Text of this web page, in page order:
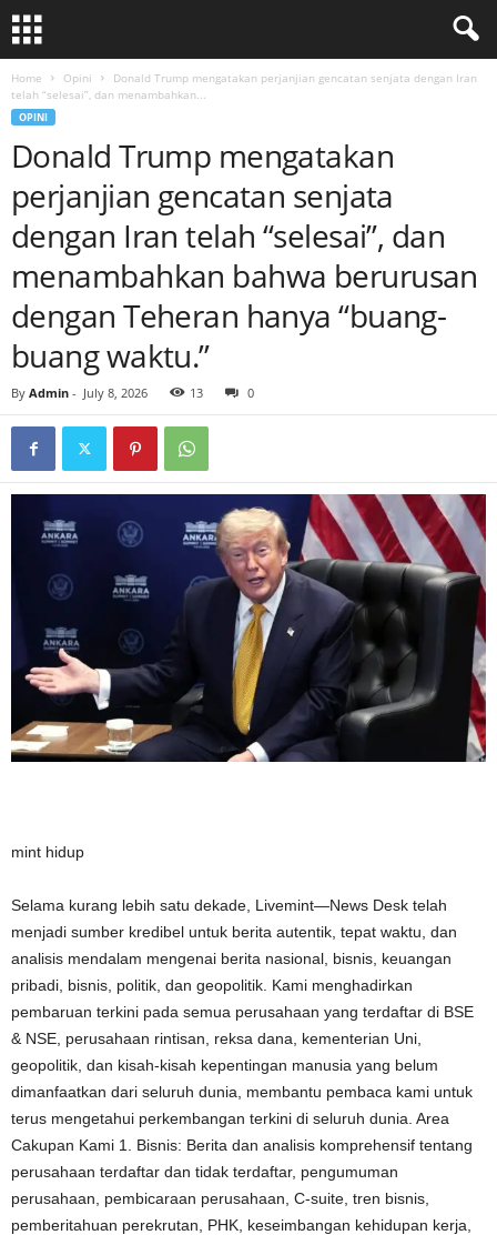
Home Opini
Donald Trump mengatakan perjanjian gencatan senjata dengan Iran
telah “selesai”, dan menambahkan...
OPINI
Donald Trump mengatakan
perjanjian gencatan senjata
dengan Iran telah “selesai”, dan
menambahkan bahwa berurusan
dengan Teheran hanya “buang-
buang waktu.”
By Admin - July 8, 2026 13 0
mint hidup
Selama kurang lebih satu dekade, Livemint—News Desk telah
menjadi sumber kredibel untuk berita autentik, tepat waktu, dan
analisis mendalam mengenai berita nasional, bisnis, keuangan
pribadi, bisnis, politik, dan geopolitik. Kami menghadirkan
pembaruan terkini pada semua perusahaan yang terdaftar di BSE
& NSE, perusahaan rintisan, reksa dana, kementerian Uni,
geopolitik, dan kisah-kisah kepentingan manusia yang belum
dimanfaatkan dari seluruh dunia, membantu pembaca kami untuk
terus mengetahui perkembangan terkini di seluruh dunia. Area
Cakupan Kami 1. Bisnis: Berita dan analisis komprehensif tentang
perusahaan terdaftar dan tidak terdaftar, pengumuman
perusahaan, pembicaraan perusahaan, C-suite, tren bisnis,
pemberitahuan perekrutan, PHK, keseimbangan kehidupan kerja,